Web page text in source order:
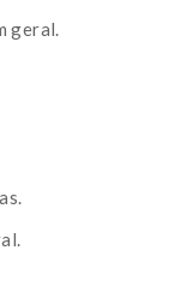
geral.